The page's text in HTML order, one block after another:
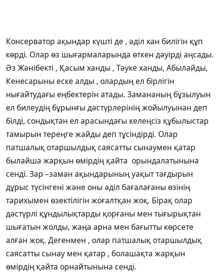
Консерватор ақындар күшті де , әділ хан билігін құп
көрді. Олар өз шығармаларында өткен дәуірді аңсады.
Әз Жәнібекті , Қасым ханды , Тәуке ханды, Абылайды,
Кенесарыны еске алды , олардың ел бірлігін
нығайтудағы еңбектерін атады. Замананың бұзылуын
ел билеудің бұрынғы дәстүрлерінің жойылуынан деп
білді, сондықтан ел арасындағы келеңсіз құбылыстар
тамырын тереңге жайды деп тұсіндірді. Олар
патшалық отаршылдық саясатты сынаумен қатар
былайша жарқын өмірдің қайта орындалатынына
сенді. Зар –заман ақындарының уақыт тағдырын
дұрыс түсінгені және оны әділ бағалағаны өзінің
тарихымен өзектілігін жоғалтқан жоқ. Бірақ олар
дәстүрлі құндылықтарды қорғаны мен тығырықтан
шығатын жолды, жаңа арна мен бағытты көрсете
алған жоқ. Дегенмен , олар патшалық отаршылдық
саясатты сынау мен қатар , болашақта жарқын
өмірдің қайта орнайтынына сенді.